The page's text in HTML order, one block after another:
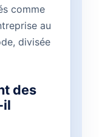
comme
au
divisée
des
il